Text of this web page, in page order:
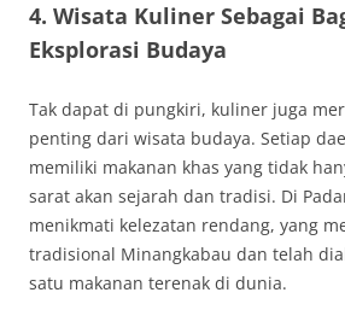
4. Wisata Kuliner Sebagai
Eksplorasi Budaya
Tak dapat di pungkiri, kuliner juga
penting dari wisata budaya. Setiap
memiliki makanan khas yang tidak
sarat akan sejarah dan tradisi. Di
menikmati kelezatan rendang, yang
tradisional Minangkabau dan telah
satu makanan terenak di dunia.